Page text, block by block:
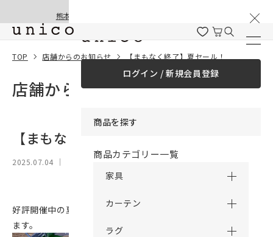
熊本地震の影響による配送遅延と停止について
ログイン / 新規会員登録
商品を探す
商品カテゴリー一覧
家具
カーテン
ラグ
TOP 店舗からのお知らせ 【まもなく終了】夏セール！
店舗からのお知らせ
【まもなく終了】夏セール！
2025.07.04 ｜
好評開催中の夏セールが、7月9日(水)をもちまして終了いたし
ます。